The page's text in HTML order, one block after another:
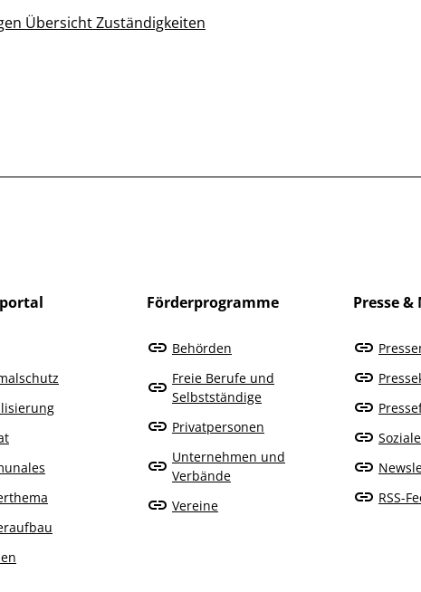
Übersicht Zuständigkeiten
Förderprogramme
Behörden
Freie Berufe und
Selbstständige
Privatpersonen
Unternehmen und
Verbände
Vereine
Presse &
RSS-